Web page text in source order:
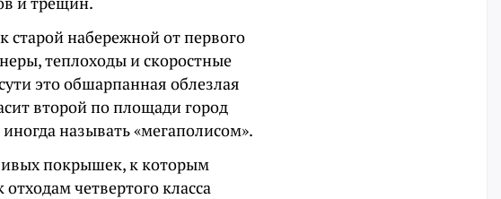
старой набережной от первого
теплоходы и скоростные
это обшарпанная облезлая
второй по площади город
называть «мегаполисом».
покрышек, к которым
четвертого класса